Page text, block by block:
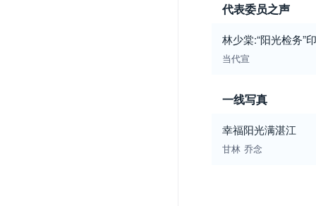
代表委员之声
林少棠:“阳光检务”
当代宣
一线写真
幸福阳光满湛江
甘林 乔念